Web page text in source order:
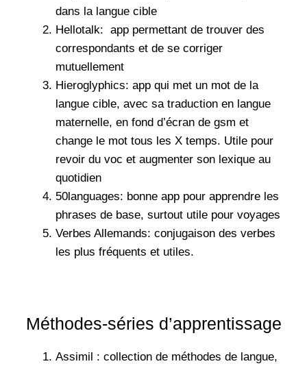
dans la langue cible
Hellotalk: app permettant de trouver des
correspondants et de se corriger
mutuellement
Hieroglyphics: app qui met un mot de la
langue cible, avec sa traduction en langue
maternelle, en fond d’écran de gsm et
change le mot tous les X temps. Utile pour
revoir du voc et augmenter son lexique au
quotidien
50languages: bonne app pour apprendre les
phrases de base, surtout utile pour voyages
Verbes Allemands: conjugaison des verbes
les plus fréquents et utiles.
Méthodes-séries d’apprentissage
Assimil : collection de méthodes de langue,